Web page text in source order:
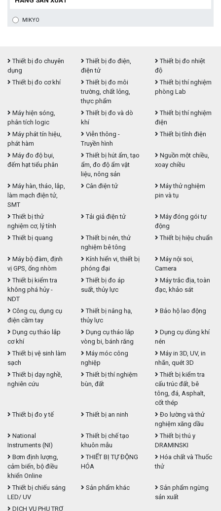
MIKYO
Thiết bị đo chuyên
dụng
Thiết bị đo điện,
điện tử
Thiết bị đo nhiệt
độ
Thiết bị đo cơ khí
Thiết bị đo môi
trường, chất lỏng,
thực phẩm
Thiết bị thí nghiệm
phòng Lab
Máy hiện sóng,
phân tích logic
Thiết bị đo và dò
khí
Thiết bị thí nghiệm
điện
Máy phát tín hiệu,
phát hàm
Viễn thông -
Truyền hình
Thiết bị tĩnh điện
Máy đo độ bụi,
đếm hạt tiểu phân
Thiết bị hút ẩm, tạo
ẩm, đo độ ẩm vật
liệu, nông sản
Nguồn một chiều,
xoay chiều
Máy hàn, tháo, lắp,
làm mạch điện tử,
SMT
Cân điện tử
Máy thử nghiệm
pin và tụ
Thiết bị thử
nghiệm cơ, lý tính
Tải giả điện tử
Máy đóng gói tự
động
Thiết bị quang
Thiết bị nén, thử
nghiệm bê tông
Thiết bị hiệu chuẩn
Máy bộ đàm, định
vị GPS, ống nhòm
Kính hiển vi, thiết bị
phóng đại
Máy nội soi,
Camera
Thiết bị kiểm tra
không phá hủy -
NDT
Thiết bị đo áp
suất, thủy lực
Máy trắc địa, toàn
đạc, khảo sát
Công cụ, dụng cụ
điện cầm tay
Thiết bị nâng hạ,
thủy lực
Bảo hộ lao động
Dụng cụ tháo lắp
cơ khí
Dụng cụ tháo lắp
vòng bi, bánh răng
Dụng cụ dùng khí
nén
Thiết bị vệ sinh làm
sạch
Máy móc công
nghiệp
Máy in 3D, UV, in
nhãn, quét 3D
Thiết bị dạy nghề,
nghiên cứu
Thiết bị thí nghiệm
bùn, đất
Thiết bị kiểm tra
cấu trúc đất, bê
tông, đá, Asphalt,
cốt thép
Thiết bị đo y tế
Thiết bị an ninh
Đo lường và thử
nghiệm xăng dầu
National
Instruments (NI)
Thiết bị chế tạo
khuôn mẫu
Thiết bị thú y
DRAMINSKI
Bơm định lượng,
cảm biến, bộ điều
khiển Online
THIẾT BỊ TỰ ĐỘNG
HÓA
Hóa chất và Thuốc
thử
Thiết bị chiếu sáng
LED/ UV
Sản phẩm khác
Sản phẩm ngừng
sản xuất
DỊCH VỤ PHỤ TRỢ